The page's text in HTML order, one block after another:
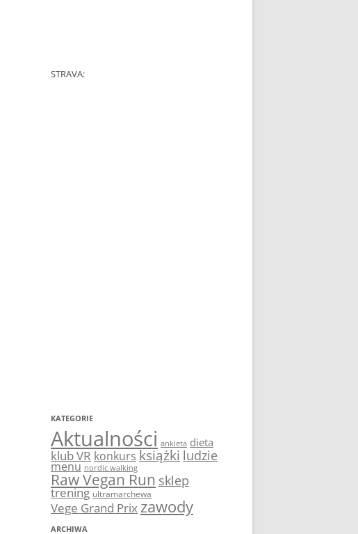
STRAVA:
KATEGORIE
Aktualności ankieta dieta
klub VR konkurs książki ludzie
menu nordic walking
Raw Vegan Run sklep
trening ultramarchewa
Vege Grand Prix zawody
ARCHIWA